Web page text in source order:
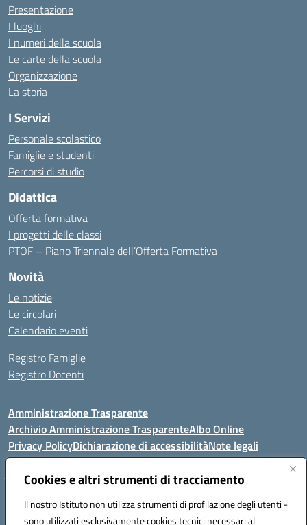
Cookies e altri strumenti di tracciamento
Il nostro Istituto non utilizza strumenti di profilazione degli utenti -
sono utilizzati esclusivamente cookies tecnici necessari al
Presentazione
I luoghi
I numeri della scuola
Le carte della scuola
Organizzazione
La storia
I Servizi
Personale scolastico
Famiglie e studenti
Percorsi di studio
Didattica
Offerta formativa
I progetti delle classi
PTOF – Piano Triennale dell’Offerta Formativa
Novità
Le notizie
Le circolari
Calendario eventi
Registro Famiglie
Registro Docenti
Amministrazione Trasparente
Archivio Amministrazione TrasparenteAlbo Online
Privacy PolicyDichiarazione di accessibilitàNote legali
Istituto Comprensivo Statale
8° G. FALCONE – R. SCAUDA"